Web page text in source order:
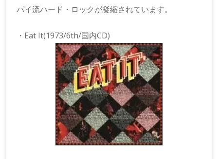
パイ流ハード・ロックが凝縮されています。
・Eat It(1973/6th/国内CD)